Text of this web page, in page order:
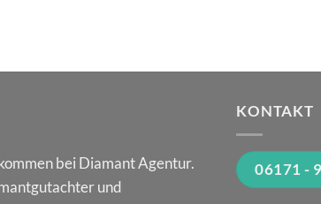
bei Diamant Agentur.
und
KONTAKT
06171 -